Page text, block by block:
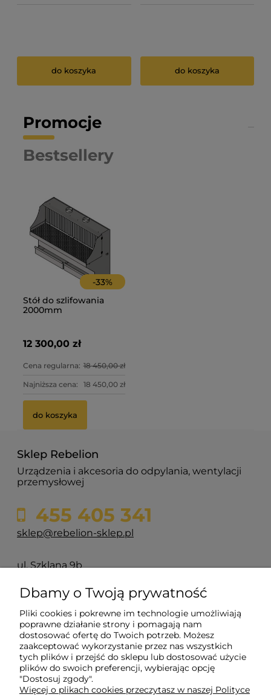
do koszyka do koszyka
Promocje
Bestsellery
-33%
Stół do szlifowania
2000mm
12 300,00 zł
Cena regularna: 18 450,00 zł
Najniższa cena: 18 450,00 zł
do koszyka
42,00 zł
Sklep Rebelion
Urządzenia i akcesoria do odpylania, wentylacji
przemysłowej
455 405 341
sklep@rebelion-sklep.pl
ul. Szklana 9b
Pomoc
Moje konto
Płatności i dostawa
Dbamy o Twoją prywatność
Pliki cookies i pokrewne im technologie umożliwiają
poprawne działanie strony i pomagają nam
dostosować ofertę do Twoich potrzeb. Możesz
zaakceptować wykorzystanie przez nas wszystkich
tych plików i przejść do sklepu lub dostosować użycie
plików do swoich preferencji, wybierając opcję
"Dostosuj zgody".
Więcej o plikach cookies przeczytasz w naszej Polityce